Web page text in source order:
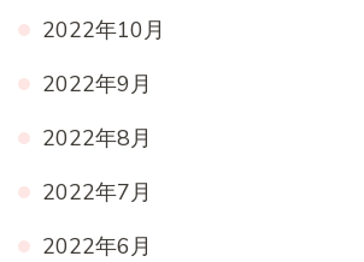
2022年10月
2022年9月
2022年8月
2022年7月
2022年6月